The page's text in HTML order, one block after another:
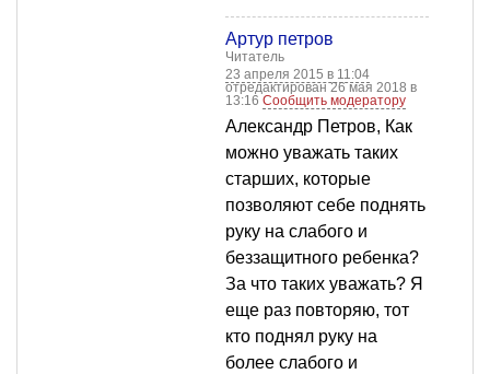
Артур петров
Читатель
23 апреля 2015 в 11:04
отредактирован 26 мая 2018 в
13:16 Сообщить модератору
Александр Петров, Как
можно уважать таких
старших, которые
позволяют себе поднять
руку на слабого и
беззащитного ребенка?
За что таких уважать? Я
еще раз повторяю, тот
кто поднял руку на
более слабого и